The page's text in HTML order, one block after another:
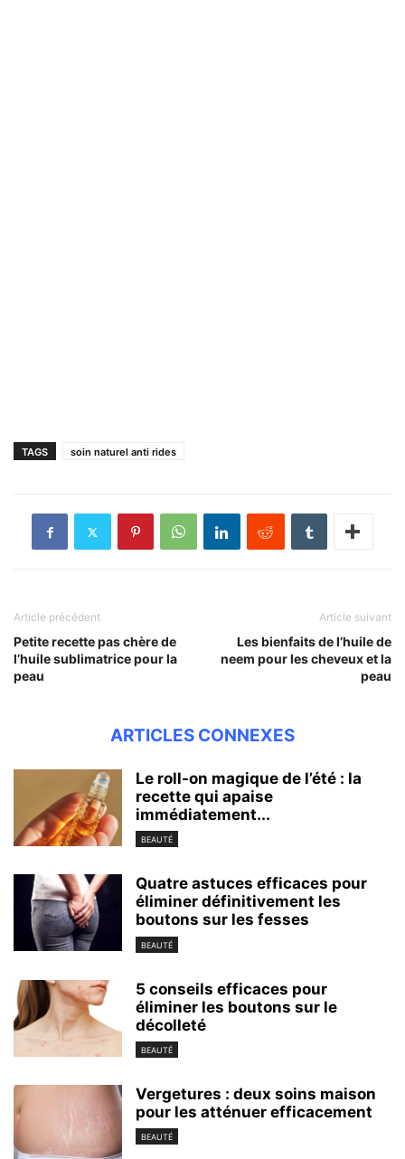
TAGS soin naturel anti rides
Article précédent
Petite recette pas chère de
l’huile sublimatrice pour la
peau
Article suivant
Les bienfaits de l’huile de
neem pour les cheveux et la
peau
ARTICLES CONNEXES
Le roll-on magique de l’été : la
recette qui apaise
immédiatement...
BEAUTÉ
Quatre astuces efficaces pour
éliminer définitivement les
boutons sur les fesses
BEAUTÉ
5 conseils efficaces pour
éliminer les boutons sur le
décolleté
BEAUTÉ
Vergetures : deux soins maison
pour les atténuer efficacement
BEAUTÉ